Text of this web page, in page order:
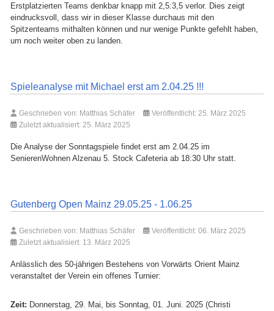
Erstplatzierten Teams denkbar knapp mit 2,5:3,5 verlor. Dies zeigt
eindrucksvoll, dass wir in dieser Klasse durchaus mit den
Spitzenteams mithalten können und nur wenige Punkte gefehlt haben,
um noch weiter oben zu landen.
Spieleanalyse mit Michael erst am 2.04.25 !!!
Geschrieben von: Matthias Schäfer
Veröffentlicht: 25. März 2025
Zuletzt aktualisiert: 25. März 2025
Die Analyse der Sonntagspiele findet erst am 2.04.25 im
SenierenWohnen Alzenau 5. Stock Cafeteria ab 18:30 Uhr statt.
Gutenberg Open Mainz 29.05.25 - 1.06.25
Geschrieben von: Matthias Schäfer
Veröffentlicht: 06. März 2025
Zuletzt aktualisiert: 13. März 2025
Anlässlich des 50-jährigen Bestehens von Vorwärts Orient Mainz
veranstaltet der Verein ein offenes Turnier:
Zeit: Donnerstag, 29. Mai, bis Sonntag, 01. Juni. 2025 (Christi